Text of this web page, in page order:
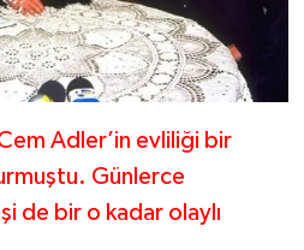
Adler’in evliliği bir
Günlerce
de bir o kadar olaylı